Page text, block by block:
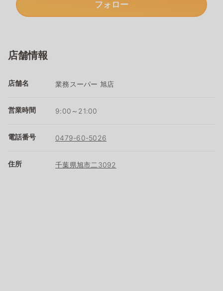
フォロー
店舗情報
店舗名 業務スーパー 旭店
営業時間 9:00～21:00
電話番号 0479-60-5026
住所 千葉県旭市二3092